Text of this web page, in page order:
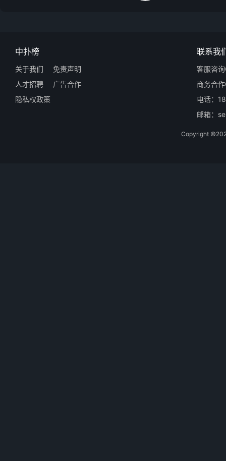
中扑榜
关于我们
免责声明
人才招聘
广告合作
隐私权政策
联系我
客服咨
商务合
电话：
邮箱：
Copyright